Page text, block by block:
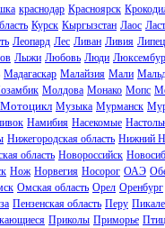
краснодар Красноярск
Курск Кыргызстан Лаос
Леопард Лес Ливан Ливия
Лыжи Любовь Люди
Мадагаскар Малайзия Мали
Молдова Монако Мопс
Мотоцикл Музыка Мурманск
Намибия Насекомые
Нижегородская область Нижний
область Новороссийск
Нож Норвегия Носорог ОАЭ
Омская область Орел Оренбург
Пензенская область Перу
Приколы Приморье